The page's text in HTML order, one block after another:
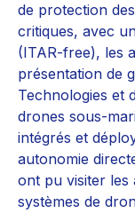
de protection
critiques, avec
(ITAR-free), les
présentation de
Technologies et
drones sous-
intégrés et
autonomie
ont pu visiter les
systèmes de